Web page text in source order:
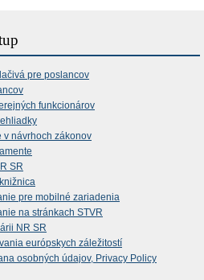
pre poslancov
funkcionárov
v návrhoch zákonov
SR
pre mobilné zariadenia
na stránkach STVR
NR SR
európskych záležitostí
osobných údajov, Privacy Policy